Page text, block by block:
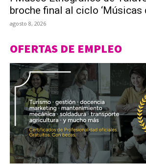
broche final al ciclo ‘Músicas
agosto 8, 2026
OFERTAS DE EMPLEO